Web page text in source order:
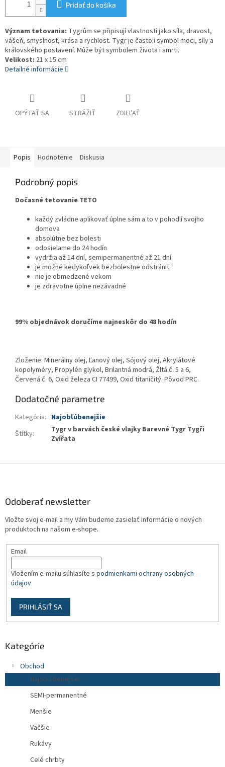
Pridať do košíka
Význam tetovania: Tygrům se připisují vlastnosti jako síla, dravost,
vášeň, smyslnost, krása a rychlost. Tygr je často i symbol moci, síly a
královského postavení. Může být symbolem života i smrti.
Velikost: 21 x 15 cm
Detailné informácie
OPÝTAŤ SA STRÁŽIŤ ZDIEĽAŤ
Popis Hodnotenie Diskusia
Podrobný popis
Dočasné tetovanie TETO
každý zvládne aplikovať úplne sám a to v pohodlí svojho
domova
absolútne bez bolesti
odosielame do 24 hodín
vydržia až 14 dní, semipermanentné až 21 dní
je možné kedykoľvek bezbolestne odstrániť
nie je obmedzené vekom
je zdravotne úplne nezávadné
99% objednávok doručíme najneskôr do 48 hodín
Zloženie: Minerálny olej, Ľanový olej, Sójový olej, Akrylátové
kopolyméry, Propylén glykol, Brilantná modrá, Žltá č. 5 a 6,
Červená č. 6, Oxid železa CI 77499, Oxid titaničitý. Pôvod PRC.
Dodatočné parametre
Kategória: Najobľúbenejšie
Štítky:
Tygr v barvách české vlajky Barevné Tygr Tygři
Zvířata
Odoberať newsletter
Vložte svoj e-mail a my Vám budeme zasielať informácie o nových
produktoch na našom e-shope.
Email
Vložením e-mailu súhlasíte s podmienkami ochrany osobných
údajov
PRIHLÁSIŤ SA
Kategórie
Obchod
Najobľúbenejšie
SEMI-permanentné
Menšie
Väčšie
Rukávy
Celé chrbty